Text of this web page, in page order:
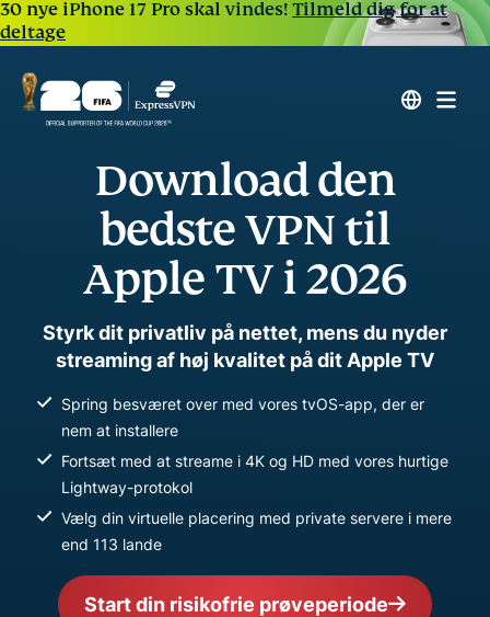
30 nye iPhone 17 Pro skal vindes!Tilmeld dig for at
deltage
Download den
bedste VPN til
Apple TV i 2026
Styrk dit privatliv på nettet, mens du nyder
streaming af høj kvalitet på dit Apple TV
Spring besværet over med vores tvOS-app, der er
nem at installere
Fortsæt med at streame i 4K og HD med vores hurtige
Lightway-protokol
Vælg din virtuelle placering med private servere i mere
end 113 lande
Start din risikofrie prøveperiode